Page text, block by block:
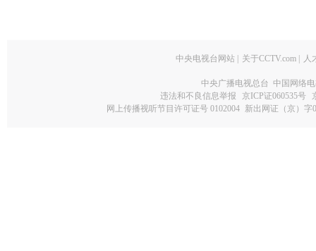
中央电视台网站 关于CCTV.com 人
中央广播电视总台 中国网络
违法和不良信息举报
京ICP证060535号
网上传播视听节目许可证号 0102004 新出网证（京）